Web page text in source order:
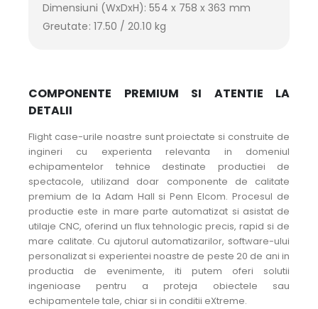
Dimensiuni (WxDxH): 554 x 758 x 363 mm
Greutate: 17.50 / 20.10 kg
COMPONENTE PREMIUM SI ATENTIE LA
DETALII
Flight case-urile noastre sunt proiectate si construite de
ingineri cu experienta relevanta in domeniul
echipamentelor tehnice destinate productiei de
spectacole, utilizand doar componente de calitate
premium de la Adam Hall si Penn Elcom. Procesul de
productie este in mare parte automatizat si asistat de
utilaje CNC, oferind un flux tehnologic precis, rapid si de
mare calitate. Cu ajutorul automatizarilor, software-ului
personalizat si experientei noastre de peste 20 de ani in
productia de evenimente, iti putem oferi solutii
ingenioase pentru a proteja obiectele sau
echipamentele tale, chiar si in conditii eXtreme.